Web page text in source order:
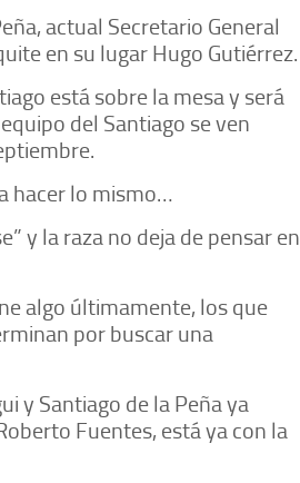
actual Secretario General
en su lugar Hugo Gutiérrez.
está sobre la mesa y será
del Santiago se ven
hacer lo mismo…
y la raza no deja de pensar en
algo últimamente, los que
por buscar una
y Santiago de la Peña ya
Fuentes, está ya con la